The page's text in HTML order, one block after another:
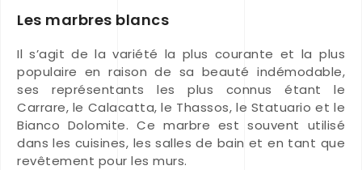
Les marbres blancs
Il s’agit de la variété la plus courante et la plus
populaire en raison de sa beauté indémodable,
ses représentants les plus connus étant le
Carrare, le Calacatta, le Thassos, le Statuario et le
Bianco Dolomite. Ce marbre est souvent utilisé
dans les cuisines, les salles de bain et en tant que
revêtement pour les murs.